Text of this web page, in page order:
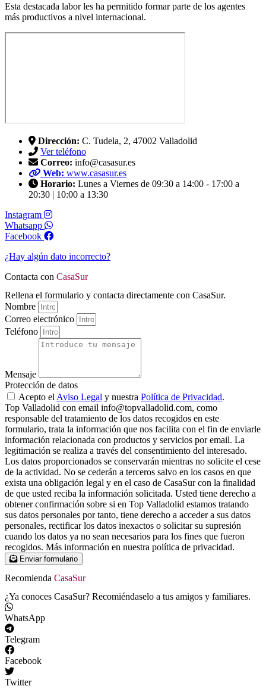
Esta destacada labor les ha permitido formar parte de los agentes
más productivos a nivel internacional.
Dirección: C. Tudela, 2, 47002 Valladolid
Ver teléfono
Correo: info@casasur.es
Web: www.casasur.es
Horario: Lunes a Viernes de 09:30 a 14:00 - 17:00 a
20:30 | 10:00 a 13:30
Instagram
Whatsapp
Facebook
¿Hay algún dato incorrecto?
Contacta con CasaSur
Rellena el formulario y contacta directamente con CasaSur.
Nombre
Correo electrónico
Teléfono
Mensaje
Protección de datos
Acepto el Aviso Legal y nuestra Política de Privacidad.
Top Valladolid con email info@topvalladolid.com, como
responsable del tratamiento de los datos recogidos en este
formulario, trata la información que nos facilita con el fin de enviarle
información relacionada con productos y servicios por email. La
legitimación se realiza a través del consentimiento del interesado.
Los datos proporcionados se conservarán mientras no solicite el cese
de la actividad. No se cederán a terceros salvo en los casos en que
exista una obligación legal y en el caso de CasaSur con la finalidad
de que usted reciba la información solicitada. Usted tiene derecho a
obtener confirmación sobre si en Top Valladolid estamos tratando
sus datos personales por tanto, tiene derecho a acceder a sus datos
personales, rectificar los datos inexactos o solicitar su supresión
cuando los datos ya no sean necesarios para los fines que fueron
recogidos. Más información en nuestra política de privacidad.
Enviar formulario
Recomienda CasaSur
¿Ya conoces CasaSur? Recomiéndaselo a tus amigos y familiares.
WhatsApp
Telegram
Facebook
Twitter